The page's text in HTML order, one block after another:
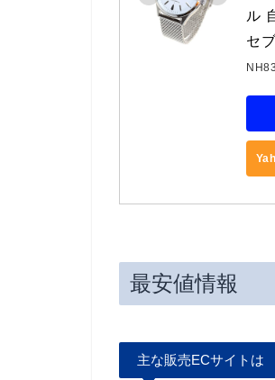
ル
セ
最安値情報
主な販売ECサイトは